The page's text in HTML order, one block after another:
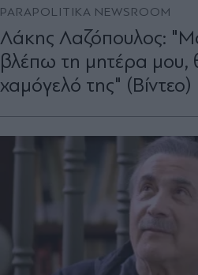
PARAPOLITIKA NEWSROOM
Λάκης Λαζόπουλος:
βλέπω τη μητέρα μου,
χαμόγελό της" (Βίντεο)